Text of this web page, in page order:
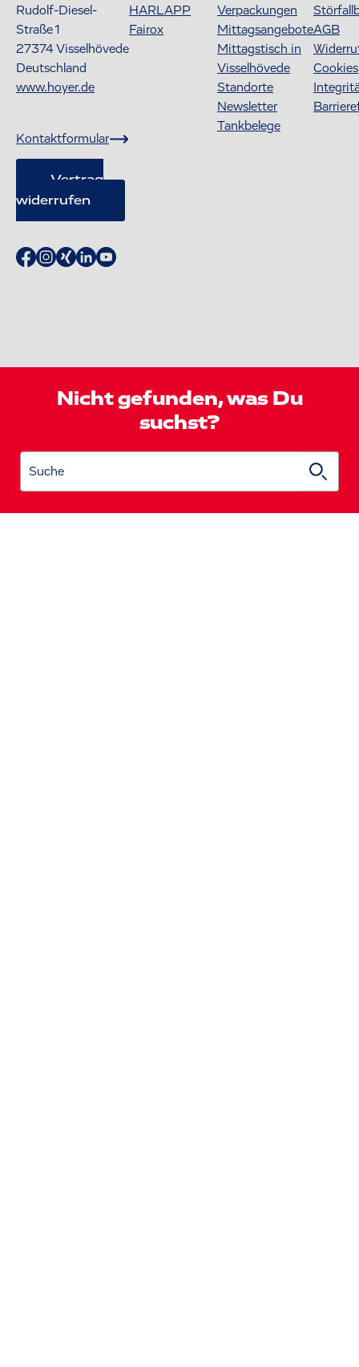
Rudolf-Diesel-
Straße 1
27374Visselhövede
Deutschland
www.hoyer.de
Kontaktformular
Vertrag
widerrufen
HARLAPP
Fairox
Verpackungen
Mittagsangebote
Mittagstisch in
Visselhövede
Standorte
Newsletter
Tankbelege
AGB
Cookies
Nicht gefunden, was Du
suchst?
Suche